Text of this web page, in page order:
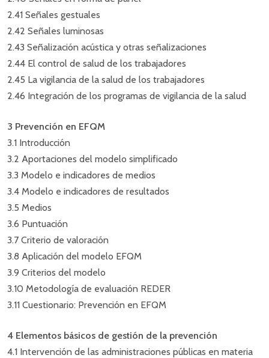
2.41 Señales gestuales
2.42 Señales luminosas
2.43 Señalización acústica y otras señalizaciones
2.44 El control de salud de los trabajadores
2.45 La vigilancia de la salud de los trabajadores
2.46 Integración de los programas de vigilancia de la salud
3 Prevención en EFQM
3.1 Introducción
3.2 Aportaciones del modelo simplificado
3.3 Modelo e indicadores de medios
3.4 Modelo e indicadores de resultados
3.5 Medios
3.6 Puntuación
3.7 Criterio de valoración
3.8 Aplicación del modelo EFQM
3.9 Criterios del modelo
3.10 Metodología de evaluación REDER
3.11 Cuestionario: Prevención en EFQM
4 Elementos básicos de gestión de la prevención
4.1 Intervención de las administraciones públicas en materia